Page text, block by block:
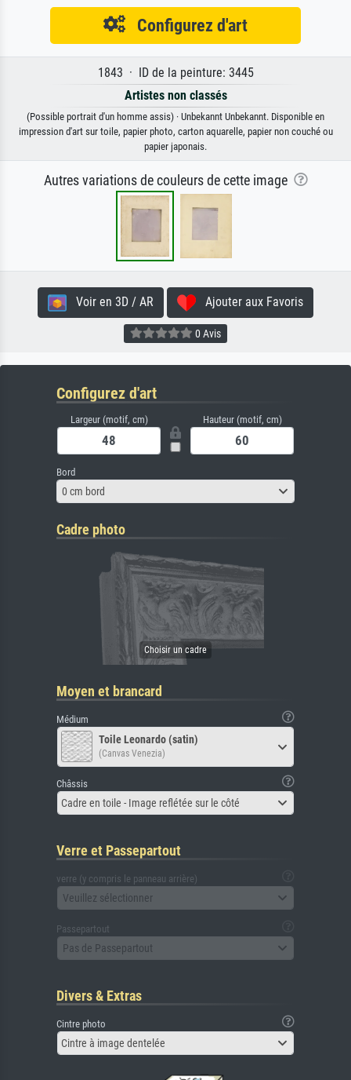
Configurez d'art
1843 · ID de la peinture: 3445
Artistes non classés
(Possible portrait d'un homme assis) · Unbekannt Unbekannt. Disponible en
impression d'art sur toile, papier photo, carton aquarelle, papier non couché ou
papier japonais.
Autres variations de couleurs de cette image
Voir en 3D / AR Ajouter aux Favoris
0 Avis
Configurez d'art
Largeur (motif, cm) Hauteur (motif, cm)
Bord
0 cm bord
Cadre photo
Moyen et brancard
Médium
Toile Leonardo (satin)
(Canvas Venezia)
Châssis
Cadre en toile - Image reflétée sur le côté
Verre et Passepartout
verre (y compris le panneau arrière)
Veuillez sélectionner
Passepartout
Pas de Passepartout
Divers & Extras
Cintre photo
Cintre à image dentelée